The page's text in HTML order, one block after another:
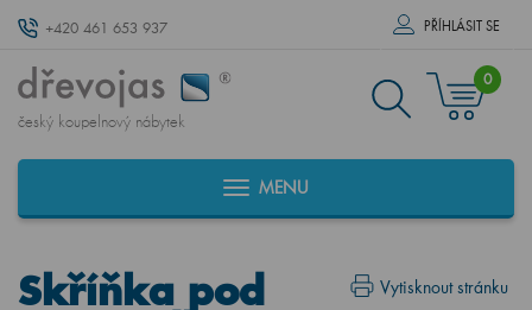
+420 461 653 937 PŘÍHLÁSIT SE
český koupelnový nábytek
0
MENU
Vytisknout stránku
Skříňka pod